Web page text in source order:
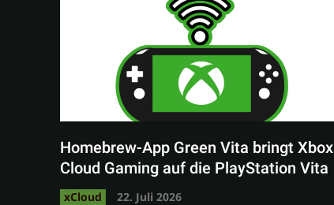
Homebrew-App Green Vita bringt Xbox
Cloud Gaming auf die PlayStation Vita
xCloud 22. Juli 2026